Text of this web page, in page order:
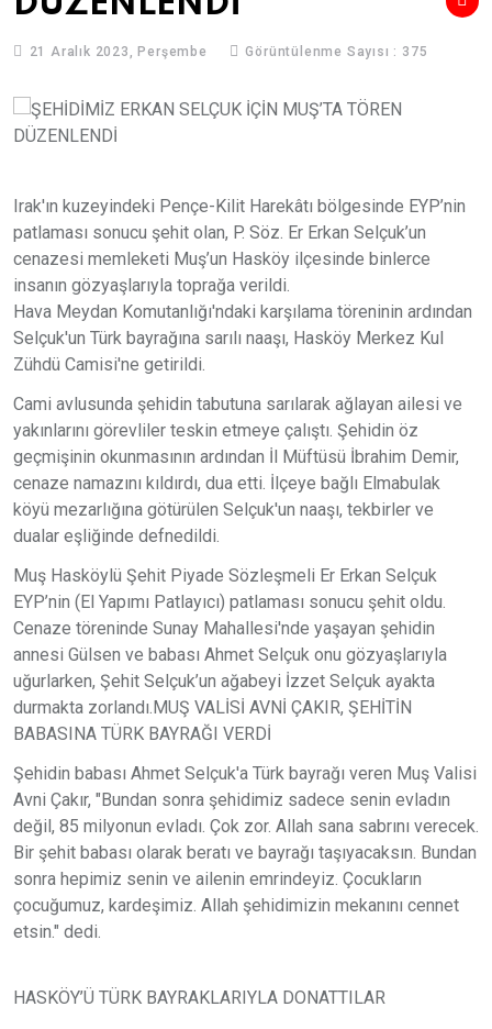
21 Aralık 2023, Perşembe Görüntülenme Sayısı : 375
Irak'ın kuzeyindeki Pençe-Kilit Harekâtı bölgesinde EYP’nin
patlaması sonucu şehit olan, P. Söz. Er Erkan Selçuk’un
cenazesi memleketi Muş’un Hasköy ilçesinde binlerce
insanın gözyaşlarıyla toprağa verildi.
Hava Meydan Komutanlığı'ndaki karşılama töreninin ardından
Selçuk'un Türk bayrağına sarılı naaşı, Hasköy Merkez Kul
Zühdü Camisi'ne getirildi.
Cami avlusunda şehidin tabutuna sarılarak ağlayan ailesi ve
yakınlarını görevliler teskin etmeye çalıştı. Şehidin öz
geçmişinin okunmasının ardından İl Müftüsü İbrahim Demir,
cenaze namazını kıldırdı, dua etti. İlçeye bağlı Elmabulak
köyü mezarlığına götürülen Selçuk'un naaşı, tekbirler ve
dualar eşliğinde defnedildi.
Muş Hasköylü Şehit Piyade Sözleşmeli Er Erkan Selçuk
EYP’nin (El Yapımı Patlayıcı) patlaması sonucu şehit oldu.
Cenaze töreninde Sunay Mahallesi'nde yaşayan şehidin
annesi Gülsen ve babası Ahmet Selçuk onu gözyaşlarıyla
uğurlarken, Şehit Selçuk’un ağabeyi İzzet Selçuk ayakta
durmakta zorlandı.MUŞ VALİSİ AVNİ ÇAKIR, ŞEHİTİN
BABASINA TÜRK BAYRAĞI VERDİ
Şehidin babası Ahmet Selçuk'a Türk bayrağı veren Muş Valisi
Avni Çakır, "Bundan sonra şehidimiz sadece senin evladın
değil, 85 milyonun evladı. Çok zor. Allah sana sabrını verecek.
Bir şehit babası olarak beratı ve bayrağı taşıyacaksın. Bundan
sonra hepimiz senin ve ailenin emrindeyiz. Çocukların
çocuğumuz, kardeşimiz. Allah şehidimizin mekanını cennet
etsin." dedi.
HASKÖY’Ü TÜRK BAYRAKLARIYLA DONATTILAR